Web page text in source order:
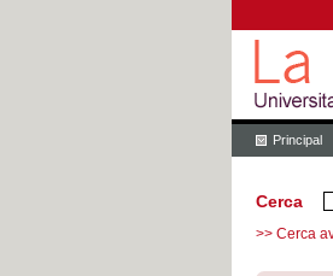
Principal
Cerca
>> Cerca